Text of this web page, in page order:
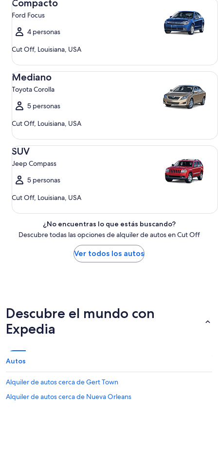
Compacto
Ford Focus
4 personas
Cut Off, Louisiana, USA
Mediano
Toyota Corolla
5 personas
Cut Off, Louisiana, USA
Mediano Toyota Corolla
SUV
Jeep Compass
5 personas
Cut Off, Louisiana, USA
SUV Jeep Compass
¿No encuentras lo que estás buscando?
Descubre todas las opciones de alquiler de autos en Cut Off
Ver todos los autos
Descubre el mundo con
Expedia
Autos
Alquiler de autos cerca de Gert Town
Alquiler de autos cerca de Nueva Orleans